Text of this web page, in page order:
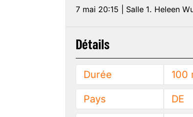
7 mai 20:15 | Salle 1. Heleen
Détails
Durée 100
Pays DE